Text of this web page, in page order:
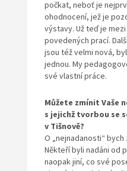
počkat, neboť je
ohodnocení, jež je
výstavy. Už teď je
povedených prací.
jsou též velmi nová,
jednou. My
své vlastní práce.
Můžete zmínit Vaše
s jejichž tvorbou se
v Tišnově?
O „nejnadanosti“
Někteří byli nadáni od
naopak jiní, co své